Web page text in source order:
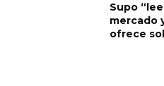
Supo
mercado
ofrece